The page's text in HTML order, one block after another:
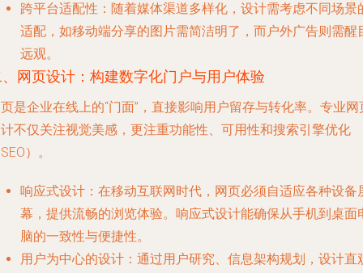
跨平台适配性 ：随着媒体渠道多样化，设计需考虑不同场景
适配，如移动端分享的图片需简洁明了，而户外广告则需醒
远观。
网页设计：构建数字化门户与用户体验
是企业在线上的“门面”，直接影响用户留存与转化率。专业网
不仅关注视觉美感，更注重功能性、可用性和搜索引擎优化
）。
响应式设计 ：在移动互联网时代，网页必须自适应各种设备
幕，提供流畅的浏览体验。响应式设计能确保从手机到桌面
脑的一致性与便捷性。
用户为中心的设计 ：通过用户研究、信息架构规划，设计直